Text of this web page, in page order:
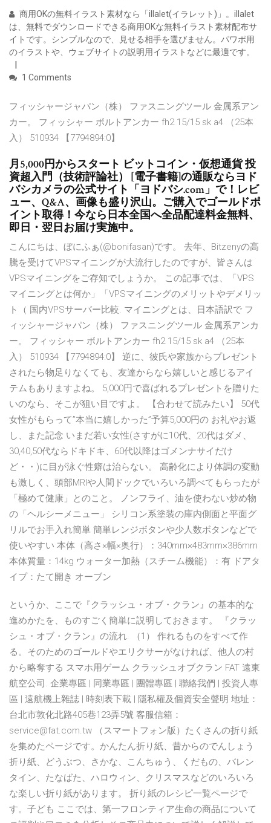
商用OKの無料イラスト素材なら「illalet(イラレット)」。illalet
は、無料でダウンロードできる商用OKな無料イラスト素材配布サ
イトです。シンプルなので、見せる相手を選びません。パワポ用
のイラストや、ウェブサイトの説明用イラストなどに最適です。
1 Comments
フィッシャージャパン（株） ファスニングツール 金属系アン
カー。 フィッシャー ボルトアンカー fh2 15/15 sk a4 （25本
入） 510934 【7794894:0】
月5,000円からスタート ビットコイン・仮想通貨 投
資超入門（技術評論社） [電子書籍]の通販ならヨド
バシカメラの公式サイト「ヨドバシ.com」で！レビ
ュー、Q&A、画像も盛り沢山。ご購入でゴールドポ
イント取得！今なら日本全国へ全品配達料金無料、
即日・翌日お届け実施中。
こんにちは、ぼにふぁ(@bonifasan)です。 去年、Bitzenyの高
騰を受けてVPSマイニングが大流行したのですが、皆さんは
VPSマイニングをご存知でしょうか。 この記事では、「VPS
マイニングとは何か」「VPSマイニングのメリットやデメリッ
ト（ 国内VPSサーバー比較. マイニングとは、日本語訳で フ
ィッシャージャパン（株） ファスニングツール 金属系アンカ
ー。 フィッシャー ボルトアンカー fh2 15/15 sk a4 （25本
入） 510934 【7794894:0】 逆に、彼氏や家族からプレゼント
されたら物足りなくても、友達からなら嬉しいと感じるアイ
テムもありますよね。 5,000円で喜ばれるプレゼントを贈りた
いのなら、そこが狙い目ですよ。 【合わせて読みたい】 50代
女性がもらって”本当に嬉しかった”予算5,000円の お礼やお返
し、また記念 いまだ若い女性(さすがに10代、20代はダメ、
30,40,50代ならドキドキ、60代以降はゴメンナサイだけ
ど・・)に目が泳ぐ性癖は治らない。 高齢化により体調の変動
も激しく、頭部MRIや人間ドックでいろいろ調べてもらったが
「極めて健康」とのこと。 ノンフライ、油を使わない炒め物
の「ヘルシーメニュー」 シリコン系塗装の庫内側面と平面グ
リルでお手入れ簡単 簡単レンジボタンや少人数ボタンなどで
使いやすい 本体（高さ×幅×奥行）：340mm×483mm×386mm
本体質量：14kg ウォーター加熱（スチーム機能）：有 ドアタ
イプ：たて開き オーブン
というか、ここで『クラッシュ・オブ・クラン』の基本的な
進めかたを、ものすごく簡単に説明しておきます。 『クラッ
シュ・オブ・クラン』の流れ. （1） 作れるものをすべて作
る。そのためのゴールドやエリクサーがなければ、他人の村
から略奪する スマホ用ゲーム クラッシュオブクラン FAT 遠東
航空公司. 企業專區 | 同業專區 | 團體專區 | 聯絡我們 | 投資人專
區 | 遠航機上雜誌 | 時刻表下載 | 隱私權及個資安全聲明 地址：
台北市敦化北路405巷123弄5號 客服信箱：
service@fat.com.tw （スマートフォン版）たくさんの折り紙
を集めたページです。かんたん折り紙、昔からのでんしょう
折り紙、どうぶつ、さかな、こんちゅう、くだもの、バレン
タイン、たなばた、ハロウィン、クリスマスなどのいろいろ
な楽しい折り紙があります。 折り紙のレシピ一覧ページで
す。子ども ここでは、第一フロンティア生命の商品について